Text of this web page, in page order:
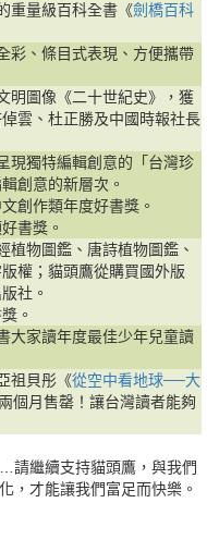
重量級百科全書《劍橋百科
彩、條目式表現、方便攜帶
明圖像《二十世紀史》，獲
雲、杜正勝及中國時報社長
現獨特編輯創意的「台灣珍
創意的新層次。
創作類年度好書獎。
書獎。
植物圖鑑、唐詩植物圖鑑、
權；貓頭鷹從購買國外版
社。
。
大家讀年度最佳少年兒童讀
祖貝彤《從空中看地球──大
個月售罄！讓台灣讀者能夠
請繼續支持貓頭鷹，與我們
，才能讓我們富足而快樂。